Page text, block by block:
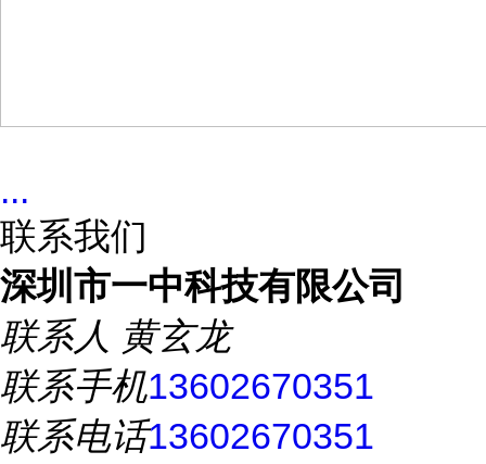
...
联系我们
深圳市一中科技有限公司
联系人 黄玄龙
联系手机13602670351
联系电话13602670351